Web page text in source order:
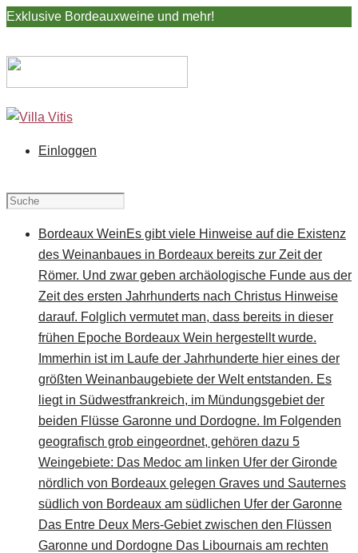
Exklusive Bordeauxweine und mehr!
Einloggen
Bordeaux WeinEs gibt viele Hinweise auf die Existenz
des Weinanbaues in Bordeaux bereits zur Zeit der
Römer. Und zwar geben archäologische Funde aus der
Zeit des ersten Jahrhunderts nach Christus Hinweise
darauf. Folglich vermutet man, dass bereits in dieser
frühen Epoche Bordeaux Wein hergestellt wurde.
Immerhin ist im Laufe der Jahrhunderte hier eines der
größten Weinanbaugebiete der Welt entstanden. Es
liegt in Südwestfrankreich, im Mündungsgebiet der
beiden Flüsse Garonne und Dordogne. Im Folgenden
geografisch grob eingeordnet, gehören dazu 5
Weingebiete: Das Medoc am linken Ufer der Gironde
nördlich von Bordeaux gelegen Graves und Sauternes
südlich von Bordeaux am südlichen Ufer der Garonne
Das Entre Deux Mers-Gebiet zwischen den Flüssen
Garonne und Dordogne Das Libournais am rechten